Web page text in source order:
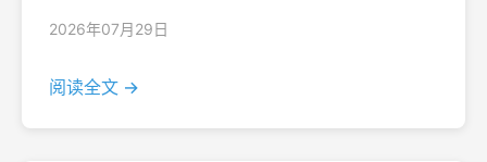
2026年07月29日
阅读全文 →